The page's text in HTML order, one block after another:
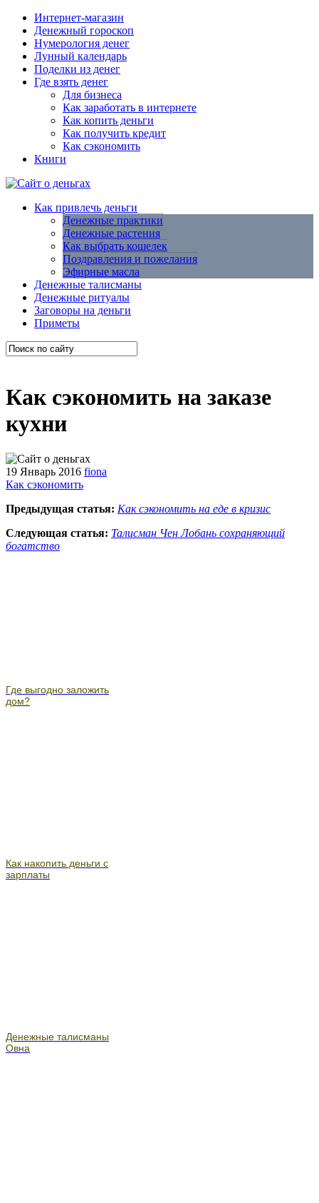
Интернет-магазин
Денежный гороскоп
Нумерология денег
Лунный календарь
Поделки из денег
Где взять денег
Для бизнеса
Как заработать в интернете
Как копить деньги
Как получить кредит
Как сэкономить
Книги
Как привлечь деньги
Денежные практики
Денежные растения
Как выбрать кошелек
Поздравления и пожелания
Эфирные масла
Денежные талисманы
Денежные ритуалы
Заговоры на деньги
Приметы
Как сэкономить на заказе
кухни
19 Январь 2016 fiona
Как сэкономить
Предыдущая статья: Как сэкономить на еде в кризис
Следующая статья: Талисман Чен Лобань сохраняющий
богатство
Где выгодно заложить
дом?
Как накопить деньги с
зарплаты
Денежные талисманы
Овна